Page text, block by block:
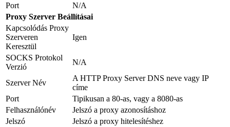
Port
N/A
Proxy Szerver Beállításai
Kapcsolódás Proxy
Szerveren
Keresztül
Igen
SOCKS Protokol
Verzió
N/A
Szerver Név
A HTTP Proxy Server DNS neve vagy IP
címe
Port
Tipikusan a 80-as, vagy a 8080-as
Felhasználónév
Jelszó a proxy azonosításhoz
Jelszó
Jelszó a proxy hitelesítéshez